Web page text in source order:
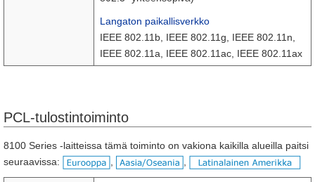
Langaton paikallisverkko
IEEE 802.11b, IEEE 802.11g, IEEE 802.11n,
IEEE 802.11a, IEEE 802.11ac, IEEE 802.11ax
PCL-tulostintoiminto
8100 Series -laitteissa tämä toiminto on vakiona kaikilla alueilla paitsi
seuraavissa: